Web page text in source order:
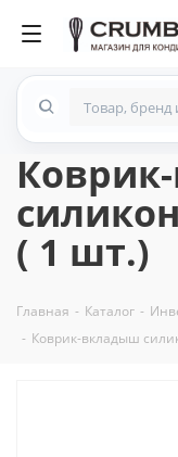
( 1 шт.)
Главная - Каталог -
- Коврик-вкладыш